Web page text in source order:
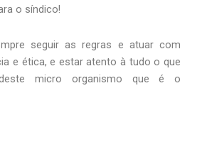
o síndico!
seguir as regras e atuar com
e ética, e estar atento à tudo o que
micro organismo que é o